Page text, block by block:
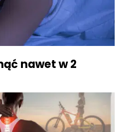
nawet w 2